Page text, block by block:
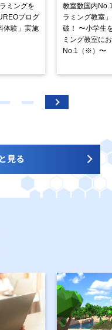
ミングを
プログ
体験」実施
教室数国内
ラミング教室
破！ 〜小学生
ミング教室に
No.1（※）〜
見る